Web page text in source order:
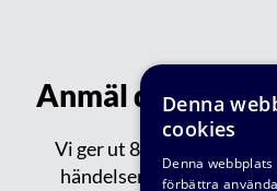
Anmäl dig till
Vi ger ut 8-9 nyhetsbrev
händelser inom VA-
Denna
cookies
Denna
förbättra